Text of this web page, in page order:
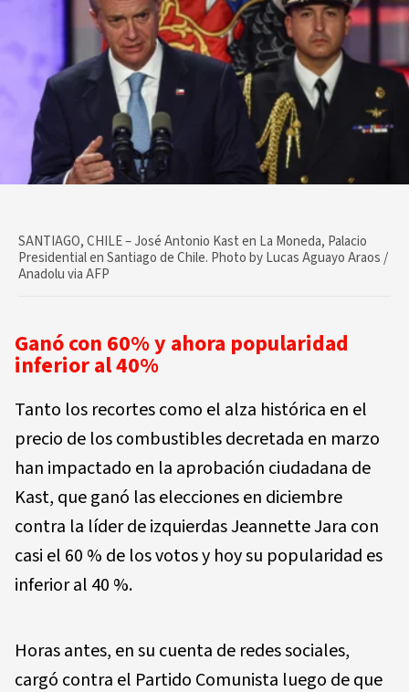
SANTIAGO, CHILE – José Antonio Kast en La Moneda, Palacio
Presidential en Santiago de Chile. Photo by Lucas Aguayo Araos /
Anadolu via AFP
Ganó con 60% y ahora popularidad
inferior al 40%
Tanto los recortes como el alza histórica en el
precio de los combustibles decretada en marzo
han impactado en la aprobación ciudadana de
Kast, que ganó las elecciones en diciembre
contra la líder de izquierdas Jeannette Jara con
casi el 60 % de los votos y hoy su popularidad es
inferior al 40 %.
Horas antes, en su cuenta de redes sociales,
cargó contra el Partido Comunista luego de que